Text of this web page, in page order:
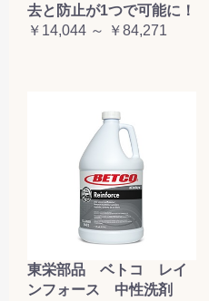
去と防止が1つで可能に！
￥14,044 ～ ￥84,271
東栄部品 ベトコ レイ
ンフォース 中性洗剤